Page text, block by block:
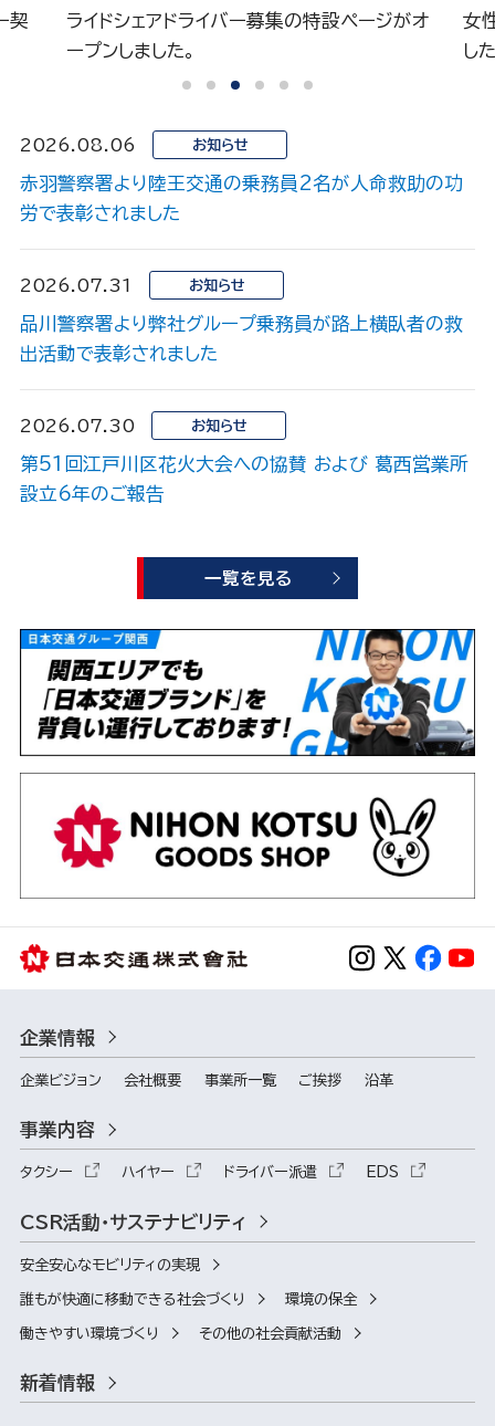
契
ライドシェアドライバー募集の特設ページがオ
ープンしました。
女
し
2026.08.06 お知らせ
赤羽警察署より陸王交通の乗務員2名が人命救助の功
労で表彰されました
2026.07.31 お知らせ
品川警察署より弊社グループ乗務員が路上横臥者の救
出活動で表彰されました
2026.07.30 お知らせ
第51回江戸川区花火大会への協賛 および 葛西営業所
設立6年のご報告
一覧を見る
企業情報
企業ビジョン 会社概要 事業所一覧 ご挨拶 沿革
事業内容
タクシー ハイヤー ドライバー派遣 EDS
CSR活動・サステナビリティ
安全安心なモビリティの実現
誰もが快適に移動できる社会づくり 環境の保全
働きやすい環境づくり その他の社会貢献活動
新着情報